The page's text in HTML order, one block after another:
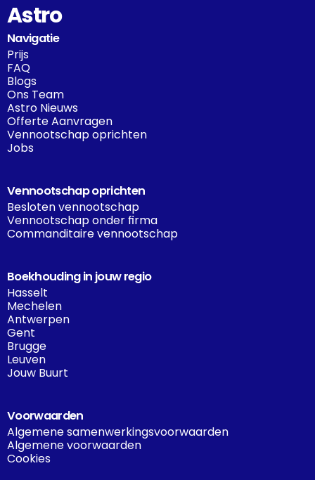
Astro
Navigatie
Prijs
FAQ
Blogs
Ons Team
Astro Nieuws
Offerte Aanvragen
Vennootschap oprichten
Jobs
Vennootschap oprichten
Besloten vennootschap
Vennootschap onder firma
Commanditaire vennootschap
Boekhouding in jouw regio
Hasselt
Mechelen
Antwerpen
Gent
Brugge
Leuven
Jouw Buurt
Voorwaarden
Algemene samenwerkingsvoorwaarden
Algemene voorwaarden
Cookies